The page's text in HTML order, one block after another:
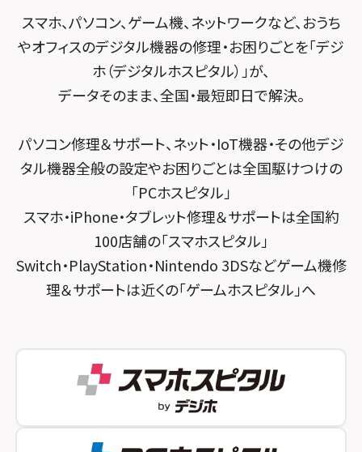
スマホスピタル テルル宮野木
スマホスピタル千葉
スマホスピタル 大森
スマホスピタル練馬
スマホスピタル 神田
スマホスピタル三軒茶屋
スマホスピタル秋葉原
スマホスピタル 自由が丘
スマホスピタルオリナス錦糸町
スマホスピタル テルル成増
スマホスピタル堺
スマホスピタル 堺出張所
スマホスピタル京都河原町
スマホスピタル宇治槙島
スマホスピタル烏丸
スマホスピタル 京都宇治
スマホスピタル 福知山
スマホスピタル神戸三宮
スマホスピタル by デジホ 姫路キャスパ
スマホスピタル伊丹
スマホスピタル奈良生駒
スマホ、パソコン、ゲーム機、ネットワークなど、おうち
やオフィスのデジタル機器の修理・お困りごとを「デジ
ホ（デジタルホスピタル）」が、
データそのまま、全国・最短即日で解決。
パソコン修理＆サポート、ネット・IoT機器・その他デジ
タル機器全般の設定やお困りごとは全国駆けつけの
「PCホスピタル」
スマホ・iPhone・タブレット修理＆サポートは全国約
100店舗の「スマホスピタル」
Switch・PlayStation・Nintendo 3DSなどゲーム機修
理＆サポートは近くの「ゲームホスピタル」へ